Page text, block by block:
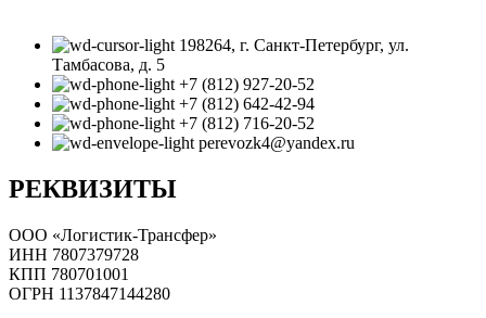
198264, г. Санкт-Петербург, ул.
Тамбасова, д. 5
+7 (812) 927-20-52
+7 (812) 642-42-94
+7 (812) 716-20-52
perevozk4@yandex.ru
РЕКВИЗИТЫ
ООО «Логистик-Трансфер»
ИНН 7807379728
КПП 780701001
ОГРН 1137847144280